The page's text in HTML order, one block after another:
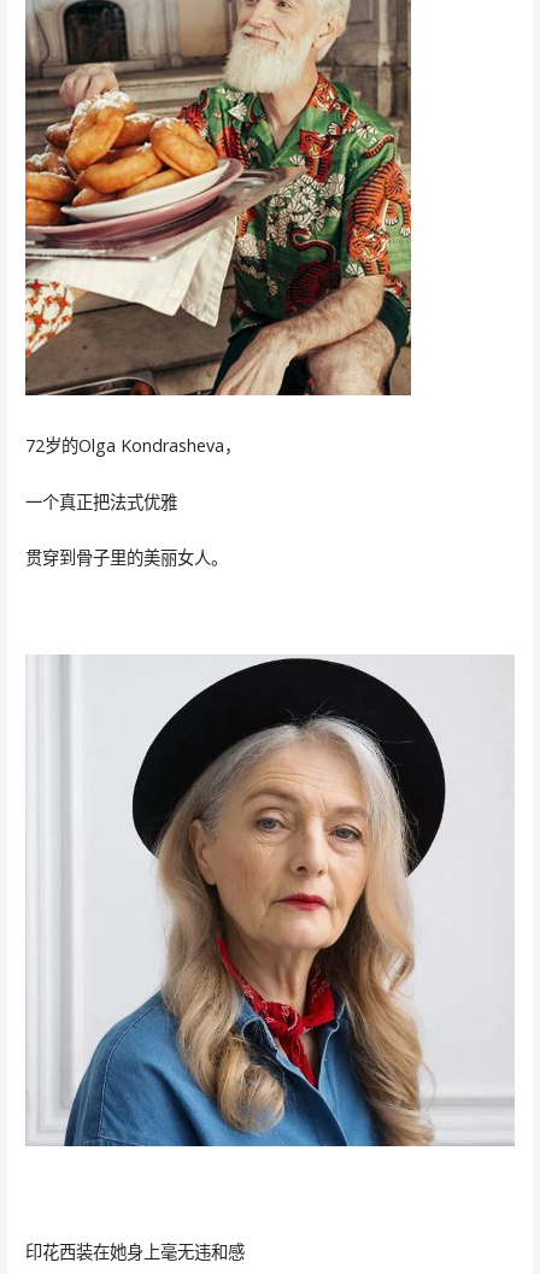
72岁的Olga Kondrasheva，
一个真正把法式优雅
贯穿到骨子里的美丽女人。
印花西装在她身上毫无违和感